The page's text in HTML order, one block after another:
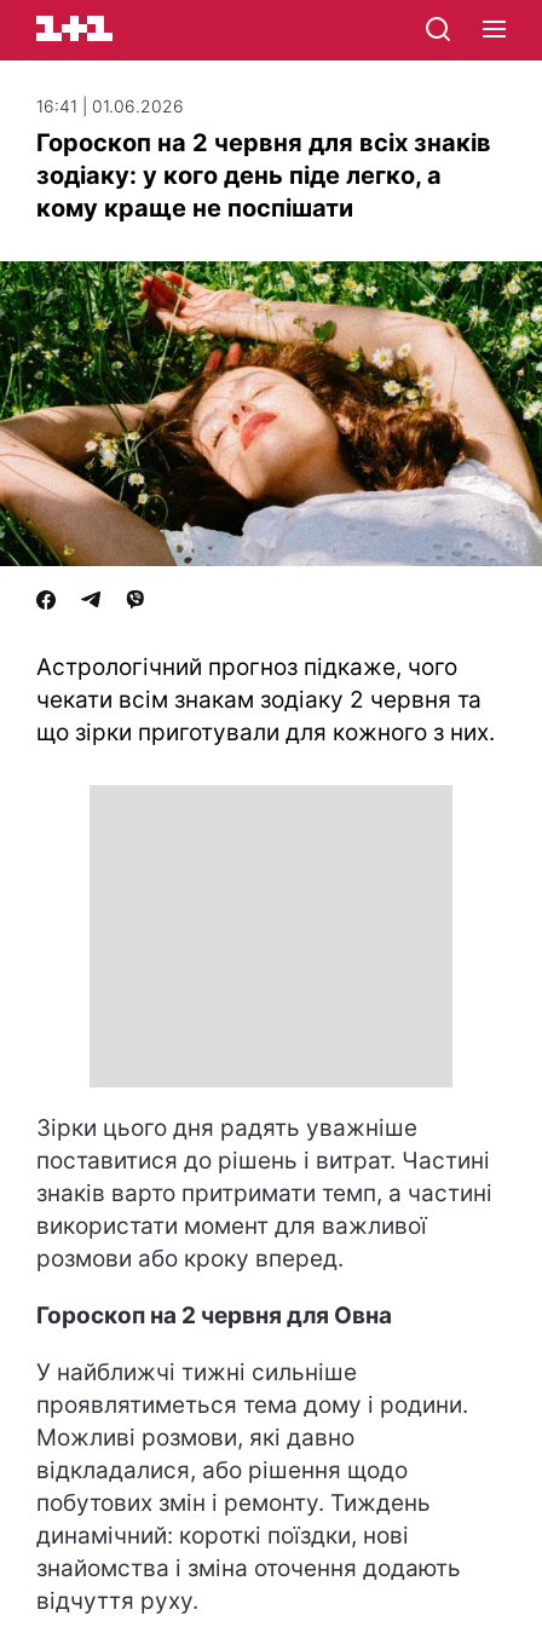
16:41 | 01.06.2026
Гороскоп на 2 червня для всіх знаків
зодіаку: у кого день піде легко, а
кому краще не поспішати
Астрологічний прогноз підкаже, чого
чекати всім знакам зодіаку 2 червня та
що зірки приготували для кожного з них.
Зірки цього дня радять уважніше
поставитися до рішень і витрат. Частині
знаків варто притримати темп, а частині
використати момент для важливої
розмови або кроку вперед.
Гороскоп на 2 червня для Овна
У найближчі тижні сильніше
проявлятиметься тема дому і родини.
Можливі розмови, які давно
відкладалися, або рішення щодо
побутових змін і ремонту. Тиждень
динамічний: короткі поїздки, нові
знайомства і зміна оточення додають
відчуття руху.